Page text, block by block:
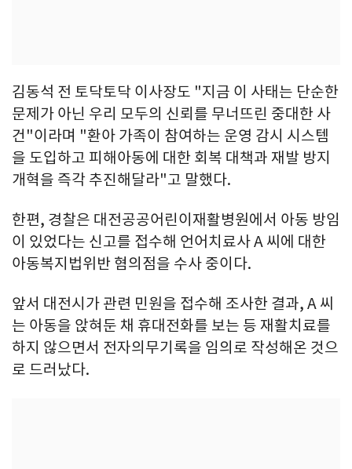
김동석 전 토닥토닥 이사장도 "지금 이 사태는 단순한
문제가 아닌 우리 모두의 신뢰를 무너뜨린 중대한 사
건"이라며 "환아 가족이 참여하는 운영 감시 시스템
을 도입하고 피해아동에 대한 회복 대책과 재발 방지
개혁을 즉각 추진해달라"고 말했다.
한편, 경찰은 대전공공어린이재활병원에서 아동 방임
이 있었다는 신고를 접수해 언어치료사 A 씨에 대한
아동복지법위반 혐의점을 수사 중이다.
앞서 대전시가 관련 민원을 접수해 조사한 결과, A 씨
는 아동을 앉혀둔 채 휴대전화를 보는 등 재활치료를
하지 않으면서 전자의무기록을 임의로 작성해온 것으
로 드러났다.